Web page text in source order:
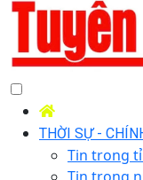
THỜI SỰ -
Tin trong